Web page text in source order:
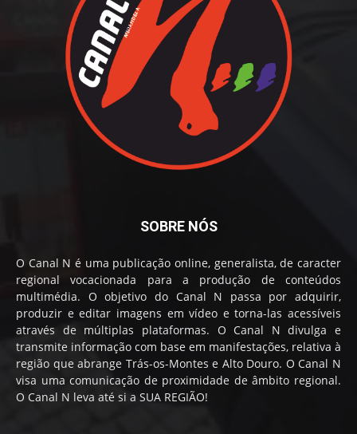
SOBRE NÓS
O Canal N é uma publicação online, generalista, de caracter
regional vocacionada para a produção de conteúdos
multimédia. O objetivo do Canal N passa por adquirir,
produzir e editar imagens em vídeo e torna-las acessíveis
através de múltiplas plataformas. O Canal N divulga e
transmite informação com base em manifestações, relativa à
região que abrange Trás-os-Montes e Alto Douro. O Canal N
visa uma comunicação de proximidade de âmbito regional.
O Canal N leva até si a SUA REGIÃO!